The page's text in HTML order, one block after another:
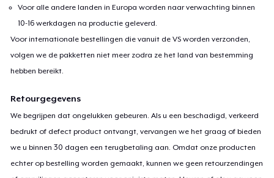
Voor alle andere landen in Europa worden naar verwachting binnen
10-16 werkdagen na productie geleverd.
Voor internationale bestellingen die vanuit de VS worden verzonden,
volgen we de pakketten niet meer zodra ze het land van bestemming
hebben bereikt.
Retourgegevens
We begrijpen dat ongelukken gebeuren. Als u een beschadigd, verkeerd
bedrukt of defect product ontvangt, vervangen we het graag of bieden
we u binnen 30 dagen een terugbetaling aan. Omdat onze producten
echter op bestelling worden gemaakt, kunnen we geen retourzendingen